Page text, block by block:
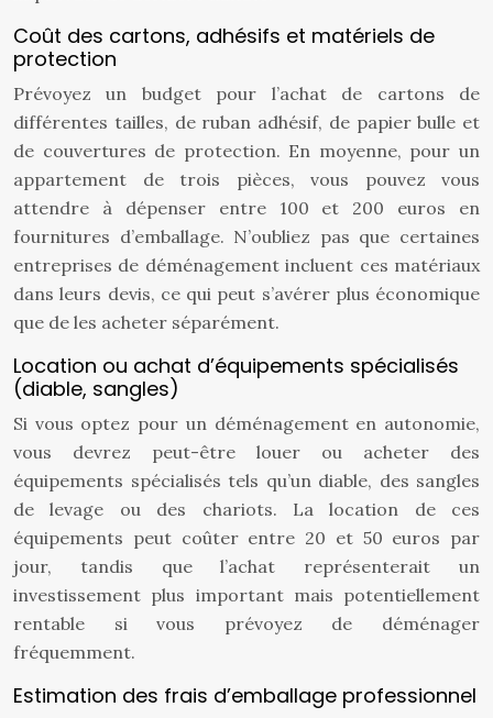
Coût des cartons, adhésifs et matériels de
protection
Prévoyez un budget pour l’achat de cartons de
différentes tailles, de ruban adhésif, de papier bulle et
de couvertures de protection. En moyenne, pour un
appartement de trois pièces, vous pouvez vous
attendre à dépenser entre 100 et 200 euros en
fournitures d’emballage. N’oubliez pas que certaines
entreprises de déménagement incluent ces matériaux
dans leurs devis, ce qui peut s’avérer plus économique
que de les acheter séparément.
Location ou achat d’équipements spécialisés
(diable, sangles)
Si vous optez pour un déménagement en autonomie,
vous devrez peut-être louer ou acheter des
équipements spécialisés tels qu’un diable, des sangles
de levage ou des chariots. La location de ces
équipements peut coûter entre 20 et 50 euros par
jour, tandis que l’achat représenterait un
investissement plus important mais potentiellement
rentable si vous prévoyez de déménager
fréquemment.
Estimation des frais d’emballage professionnel